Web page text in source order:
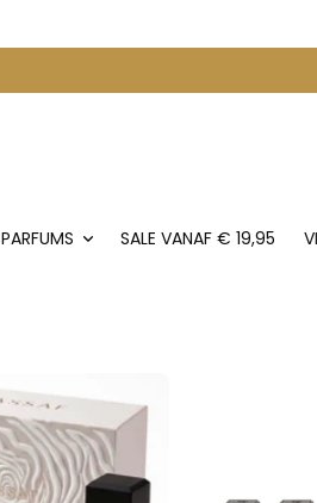
PARFUMS SALE VANAF € 19,95